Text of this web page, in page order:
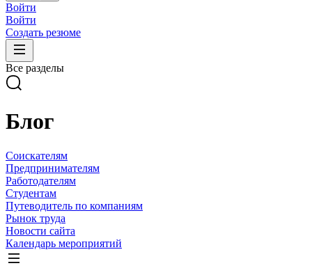
Войти
Войти
Создать резюме
Все разделы
Блог
Соискателям
Предпринимателям
Работодателям
Студентам
Путеводитель по компаниям
Рынок труда
Новости сайта
Календарь мероприятий